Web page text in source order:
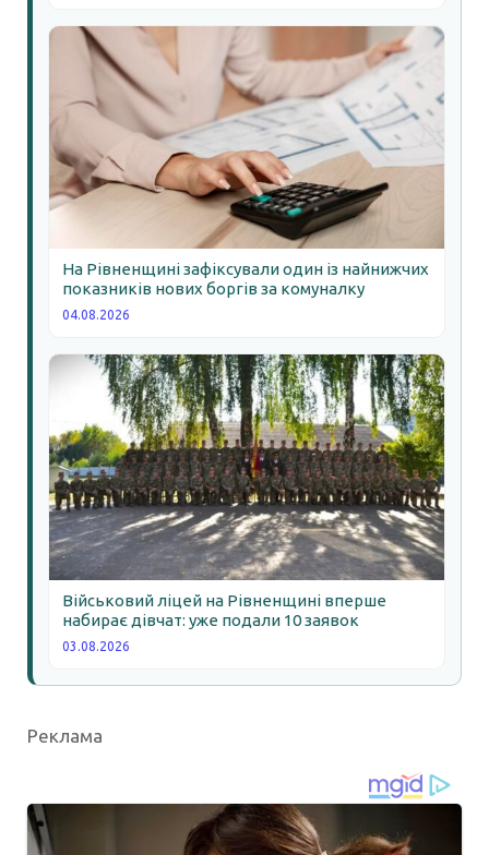
На Рівненщині зафіксували один із найнижчих
показників нових боргів за комуналку
04.08.2026
Військовий ліцей на Рівненщині вперше
набирає дівчат: уже подали 10 заявок
03.08.2026
Реклама